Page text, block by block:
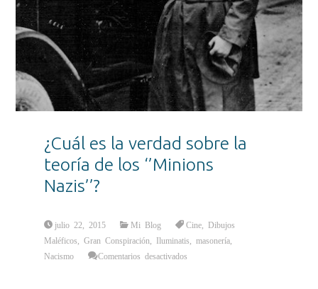
¿Cuál es la verdad sobre la
teoría de los ‘’Minions
Nazis’’?
julio 22, 2015 Mi Blog Cine
Dibujos
Maléficos
,Gran Conspiración Iluminatis ,masonería
Nacismo
Comentarios desactivados